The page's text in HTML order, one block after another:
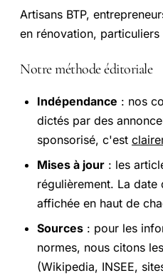
Artisans BTP,
en rénovation, particuliers
Notre méthode éditoriale
Indépendance : nos
dictés par des
sponsorisé, c'est
Mises à jour : les
régulièrement. La date
affichée en haut de
Sources : pour les
normes, nous citons
(Wikipedia, INSEE,